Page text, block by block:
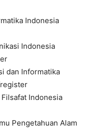
Indonesia
Indonesia
dan Informatika
Indonesia
Pengetahuan Alam